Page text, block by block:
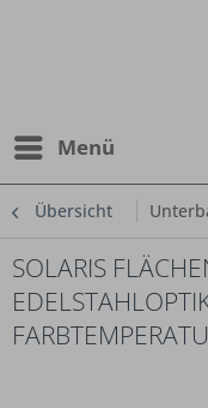
Menü
Übersicht
SOLARIS